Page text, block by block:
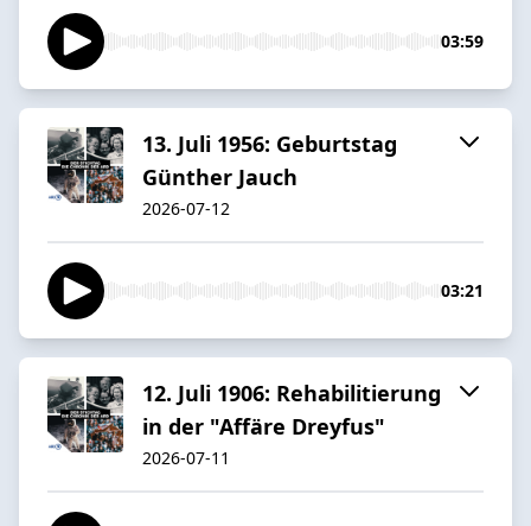
03:59
13. Juli 1956: Geburtstag
Günther Jauch
2026-07-12
03:21
12. Juli 1906: Rehabilitierung
in der "Affäre Dreyfus"
2026-07-11